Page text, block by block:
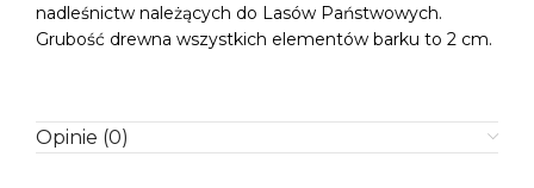
nadleśnictw należących do Lasów Państwowych.
Grubość drewna wszystkich elementów barku to 2 cm.
Opinie (0)